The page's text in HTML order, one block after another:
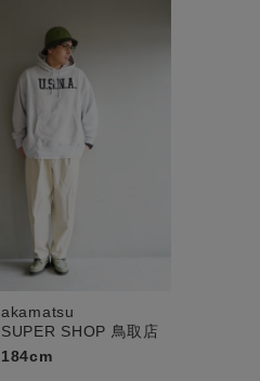
akamatsu
SUPER SHOP 鳥取店
184cm